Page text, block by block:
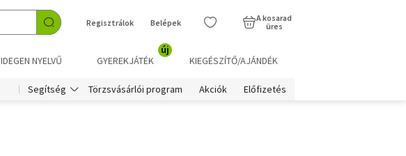
Regisztrálok Belépek
A kosarad
üres
IDEGEN NYELVŰ GYEREKJÁTÉK
új
KIEGÉSZÍTŐ/AJÁNDÉK
Segítség Törzsvásárlói program Akciók Előfizetés